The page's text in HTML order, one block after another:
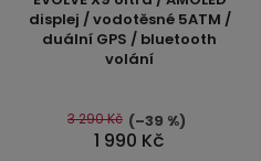
displej / vodotěsné 5ATM /
duální GPS / bluetooth
volání
produktu
je
5,0
5
hvězdiček.
1 990 Kč
3 290 Kč (–39 %)